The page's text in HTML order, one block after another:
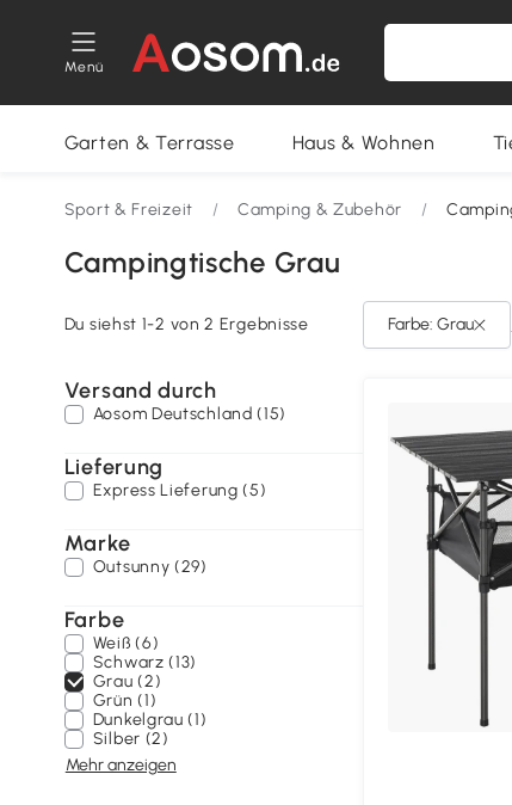
Menü
Garten & Terrasse Haus & Wohnen
Sport & Freizeit / Camping & Zubehör /
Campingtische Grau
Du siehst 1-2 von 2 Ergebnisse Farbe: Grau
Versand durch
Aosom Deutschland (15)
Lieferung
Express Lieferung (5)
Marke
Outsunny (29)
Farbe
Weiß (6)
Schwarz (13)
Grau (2)
Grün (1)
Dunkelgrau (1)
Silber (2)
Mehr anzeigen